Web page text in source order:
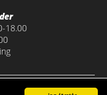
18.00